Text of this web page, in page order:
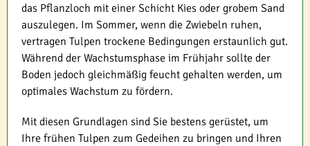
das Pflanzloch mit einer Schicht Kies oder grobem Sand
auszulegen. Im Sommer, wenn die Zwiebeln ruhen,
vertragen Tulpen trockene Bedingungen erstaunlich gut.
Während der Wachstumsphase im Frühjahr sollte der
Boden jedoch gleichmäßig feucht gehalten werden, um
optimales Wachstum zu fördern.
Mit diesen Grundlagen sind Sie bestens gerüstet, um
Ihre frühen Tulpen zum Gedeihen zu bringen und Ihren